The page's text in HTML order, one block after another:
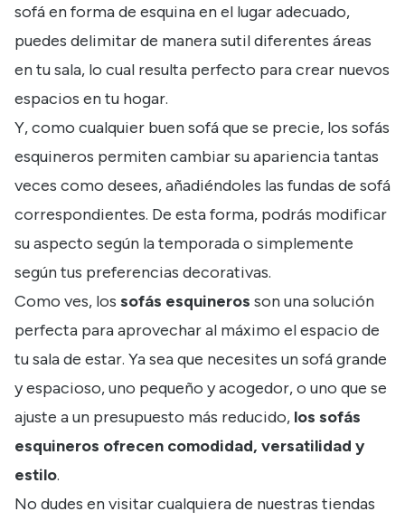
sofá en forma de esquina en el lugar adecuado,
puedes delimitar de manera sutil diferentes áreas
en tu sala, lo cual resulta perfecto para crear nuevos
espacios en tu hogar.
Y, como cualquier buen sofá que se precie, los sofás
esquineros permiten cambiar su apariencia tantas
veces como desees, añadiéndoles las fundas de sofá
correspondientes. De esta forma, podrás modificar
su aspecto según la temporada o simplemente
según tus preferencias decorativas.
Como ves, los sofás esquineros son una solución
perfecta para aprovechar al máximo el espacio de
tu sala de estar. Ya sea que necesites un sofá grande
y espacioso, uno pequeño y acogedor, o uno que se
ajuste a un presupuesto más reducido, los sofás
esquineros ofrecen comodidad, versatilidad y
estilo.
No dudes en visitar cualquiera de nuestras tiendas